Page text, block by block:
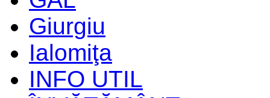
Giurgiu
Ialomiţa
INFO UTIL